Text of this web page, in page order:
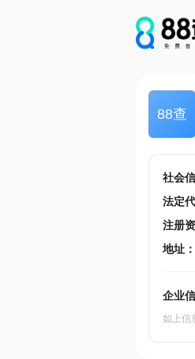
88查
社会
法定
注册
地址：
企业
如上信